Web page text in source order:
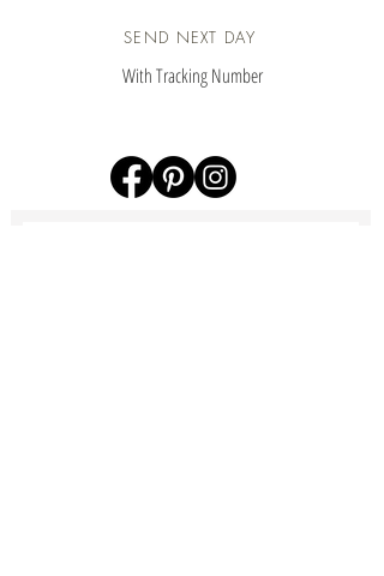
SEND NEXT DAY
With Tracking Number